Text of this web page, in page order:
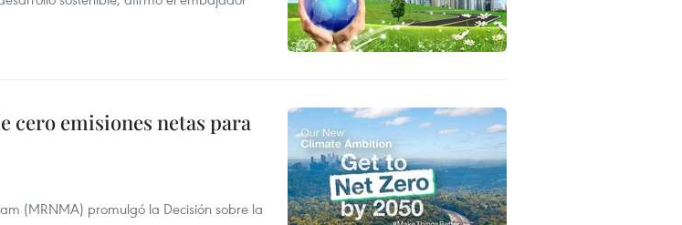
cero emisiones netas para
(MRNMA) promulgó la Decisión sobre la